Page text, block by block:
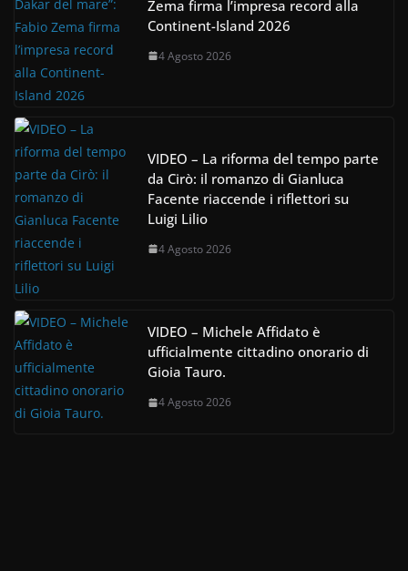
Zema firma l’impresa record alla
Continent-Island 2026
4 Agosto 2026
VIDEO – La riforma del tempo parte
da Cirò: il romanzo di Gianluca
Facente riaccende i riflettori su
Luigi Lilio
4 Agosto 2026
VIDEO – Michele Affidato è
ufficialmente cittadino onorario di
Gioia Tauro.
4 Agosto 2026